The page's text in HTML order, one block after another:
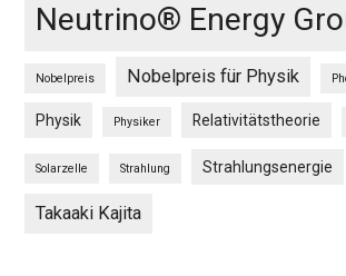
Neutrino® Energy
Nobelpreis Nobelpreis für Physik
Physik Physiker Relativitätstheorie
Solarzelle Strahlung Strahlungsenergie
Takaaki Kajita